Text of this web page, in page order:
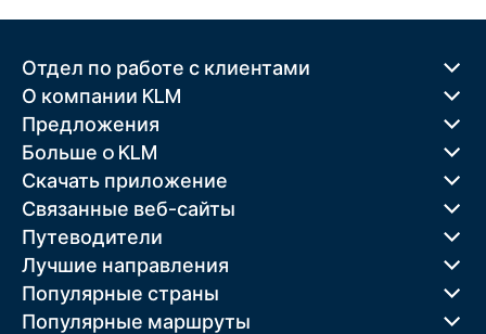
Отдел по работе с клиентами
О компании KLM
Предложения
Больше o KLM
Скачать приложение
Связанные веб-сайты
Путеводители
Лучшие направления
Популярные страны
Популярные маршруты